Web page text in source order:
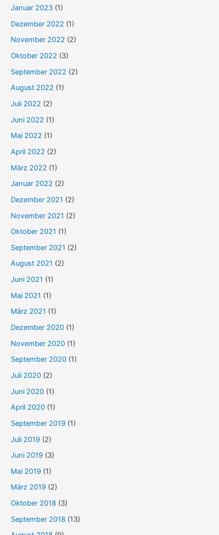
a
c
Januar 2023 (1)
Dezember 2022 (1)
November 2022 (2)
Oktober 2022 (3)
September 2022 (2)
August 2022 (1)
Juli 2022 (2)
Juni 2022 (1)
Mai 2022 (1)
April 2022 (2)
März 2022 (1)
Januar 2022 (2)
Dezember 2021 (2)
November 2021 (2)
Oktober 2021 (1)
September 2021 (2)
August 2021 (2)
Juni 2021 (1)
Mai 2021 (1)
März 2021 (1)
Dezember 2020 (1)
November 2020 (1)
September 2020 (1)
Juli 2020 (2)
Juni 2020 (1)
April 2020 (1)
September 2019 (1)
Juli 2019 (2)
Juni 2019 (3)
Mai 2019 (1)
März 2019 (2)
Oktober 2018 (3)
September 2018 (13)